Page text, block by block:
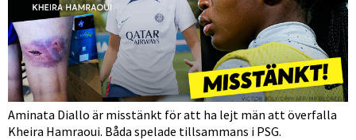
Aminata Diallo är misstänkt för att ha lejt män att överfalla
Kheira Hamraoui. Båda spelade tillsammans i PSG.